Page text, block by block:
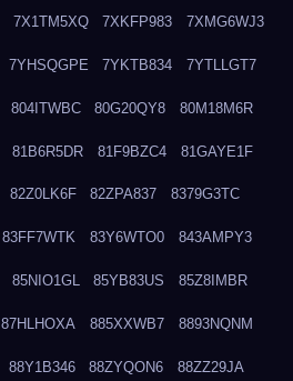
7X1TM5XQ 7XKFP983 7XMG6WJ3
7YHSQGPE 7YKTB834 7YTLLGT7
804ITWBC 80G20QY8 80M18M6R
81B6R5DR 81F9BZC4 81GAYE1F
82Z0LK6F 82ZPA837 8379G3TC
83FF7WTK 83Y6WTO0 843AMPY3
85NIO1GL 85YB83US 85Z8IMBR
87HLHOXA 885XXWB7 8893NQNM
88Y1B346 88ZYQON6 88ZZ29JA